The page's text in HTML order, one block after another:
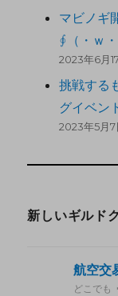
マビノギ
∮（・ｗ・
2023年6月
挑戦する
グイベン
2023年5月7
新しいギルド
航空交
どこでも